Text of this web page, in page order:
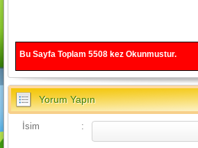
Bu Sayfa Toplam 5508kez Okunmustur.
Yorum Yapın
İsim :